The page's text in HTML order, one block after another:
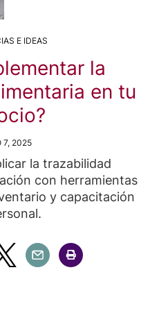
E IDEAS
la
en tu
7, 2025
la trazabilidad
con herramientas
y capacitación
LinkedinTwitter
Compartir Email
Compartir Imprimir